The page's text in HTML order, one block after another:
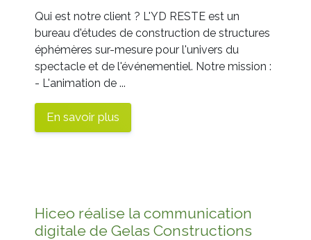
Qui est notre client ? L'YD RESTE est un
bureau d'études de construction de structures
éphémères sur-mesure pour l'univers du
spectacle et de l'événementiel. Notre mission :
- L'animation de ...
En savoir plus
Hiceo réalise la communication
digitale de Gelas Constructions